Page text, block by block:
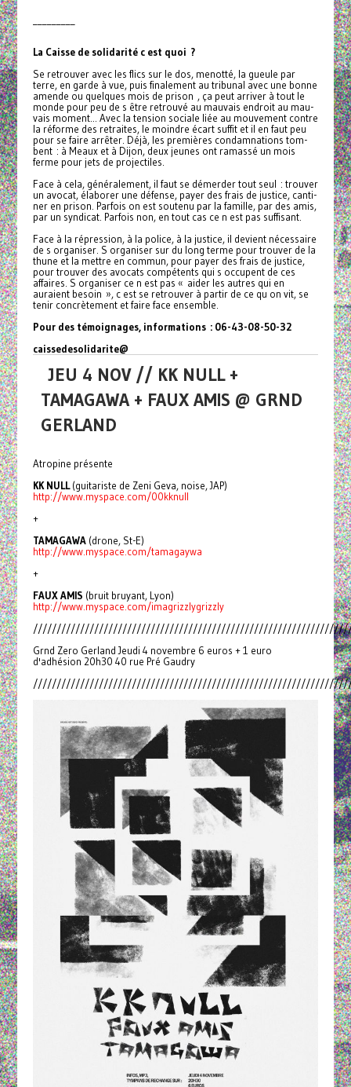
La Caisse de soli­da­rité c est quoi ?
Se retrou­­ver avec les flics sur le dos, menotté, la gueule par
terre, en garde à vue, puis fina­le­ment au tri­­bu­­nal avec une bonne
amende ou quel­­ques mois de prison , ça peut arri­ver à tout le
monde pour peu de s être retrouvé au mau­vais endroit au mau­
vais moment... Avec la ten­sion sociale liée au mou­ve­ment contre
la réforme des retrai­tes, le moin­­dre écart suffit et il en faut peu
pour se faire arrê­ter. Déjà, les pre­miè­res condam­na­tions tom­
bent : à Meaux et à Dijon, deux jeunes ont ramassé un mois
ferme pour jets de pro­jec­ti­les.
Face à cela, géné­­ra­­le­­ment, il faut se démer­­der tout seul : trou­­ver
un avocat, élaborer une défense, payer des frais de jus­­tice, can­­ti­­
ner en prison. Parfois on est sou­­tenu par la famille, par des amis,
par un syn­­di­­cat. Parfois non, en tout cas ce n est pas suf­­fi­­sant.
Face à la répres­­sion, à la police, à la jus­­tice, il devient néces­­saire
de s orga­­ni­­ser. S orga­­ni­­ser sur du long terme pour trou­­ver de la
thune et la mettre en commun, pour payer des frais de jus­­tice,
pour trou­­ver des avo­­cats com­pé­tents qui s occu­­pent de ces
affai­­res. S orga­­ni­­ser ce n est pas « aider les autres qui en
auraient besoin », c est se retrou­­ver à partir de ce qu on vit, se
tenir concrè­­te­­ment et faire face ensem­­ble.
Pour des témoi­gna­ges, infor­ma­tions : 06-43-08-50-32
cais­se­de­so­li­da­rite@
JEU 4 NOV // KK NULL +
TAMAGAWA + FAUX AMIS @ GRND
GERLAND
Atropine présente
KK NULL(guitariste de Zeni Geva, noise, JAP)
http://www.myspace.com/00kknull
+
TAMAGAWA(drone, St-E)
http://www.myspace.com/tamagaywa
+
FAUX AMIS (bruit bruyant, Lyon)
http://www.myspace.com/imagrizzlygrizzly
Grnd Zero Gerland Jeudi 4 novembre 6 euros + 1 euro
d'adhésion 20h30 40 rue Pré Gaudry